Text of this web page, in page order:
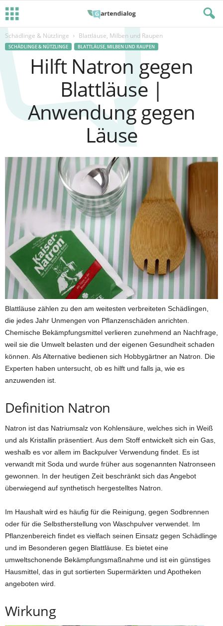
Schädlinge & Nützlinge Blattläuse, Milben und Raupen
SCHÄDLINGE & NÜTZLINGE BLATTLÄUSE, MILBEN UND RAUPEN
Hilft Natron gegen
Blattläuse |
Anwendung gegen
Läuse
Blattläuse zählen zu den am weitesten verbreiteten Schädlingen,
die jedes Jahr Unmengen von Pflanzenschäden anrichten.
Chemische Bekämpfungsmittel verlieren zunehmend an Nachfrage,
weil sie die Umwelt belasten und der eigenen Gesundheit schaden
können. Als Alternative bedienen sich Hobbygärtner an Natron. Die
Experten haben untersucht, ob es hilft und falls ja, wie es
anzuwenden ist.
Definition Natron
Natron ist das Natriumsalz von Kohlensäure, welches sich in Weiß
und als Kristallin präsentiert. Aus dem Stoff entwickelt sich ein Gas,
weshalb es vor allem im Backpulver Verwendung findet. Es ist
verwandt mit Soda und wurde früher aus sogenannten Natronseen
gewonnen. In der heutigen Zeit beschränkt sich das Angebot
überwiegend auf synthetisch hergestelltes Natron.
Im Haushalt wird es häufig für die Reinigung, gegen Sodbrennen
oder für die Selbstherstellung von Waschpulver verwendet. Im
Pflanzenbereich findet es vielfach seinen Einsatz gegen Schädlinge
und im Besonderen gegen Blattläuse. Es bietet eine
umweltschonende Bekämpfungsmaßnahme und ist ein günstiges
Hausmittel, das in gut sortierten Supermärkten und Apotheken
angeboten wird.
Wirkung